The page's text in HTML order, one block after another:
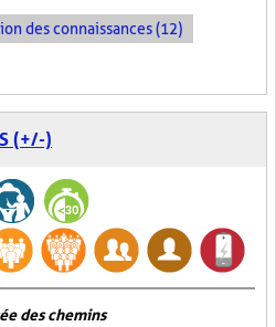
des connaissances (12)
(+/-)
des chemins